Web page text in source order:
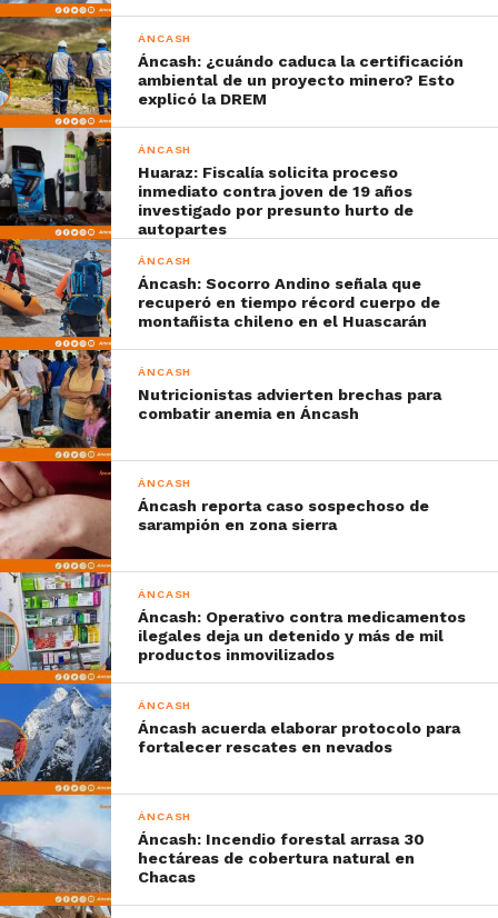
ÁNCASH
Áncash: ¿cuándo caduca la certificación
ambiental de un proyecto minero? Esto
explicó la DREM
ÁNCASH
Huaraz: Fiscalía solicita proceso
inmediato contra joven de 19 años
investigado por presunto hurto de
autopartes
ÁNCASH
Áncash: Socorro Andino señala que
recuperó en tiempo récord cuerpo de
montañista chileno en el Huascarán
ÁNCASH
Nutricionistas advierten brechas para
combatir anemia en Áncash
ÁNCASH
Áncash reporta caso sospechoso de
sarampión en zona sierra
ÁNCASH
Áncash: Operativo contra medicamentos
ilegales deja un detenido y más de mil
productos inmovilizados
ÁNCASH
Áncash acuerda elaborar protocolo para
fortalecer rescates en nevados
ÁNCASH
Áncash: Incendio forestal arrasa 30
hectáreas de cobertura natural en
Chacas